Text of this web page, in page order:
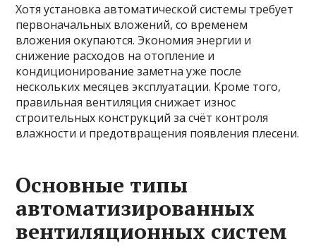
Хотя установка автоматической системы требует
первоначальных вложений, со временем
вложения окупаются. Экономия энергии и
снижение расходов на отопление и
кондиционирование заметна уже после
нескольких месяцев эксплуатации. Кроме того,
правильная вентиляция снижает износ
строительных конструкций за счёт контроля
влажности и предотвращения появления плесени.
Основные типы
автоматизированных
вентиляционных систем